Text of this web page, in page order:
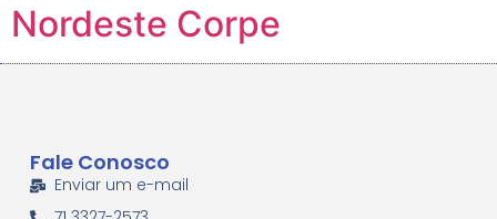
Nordeste Corpe
Fale Conosco
Enviar um e-mail